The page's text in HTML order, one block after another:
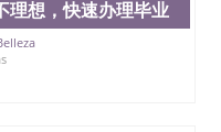
学（San Jose State
”）成立于1857
的大学之一，也是美
塞市San Jose中
加利福尼亚州的著
理想，快速办理毕业